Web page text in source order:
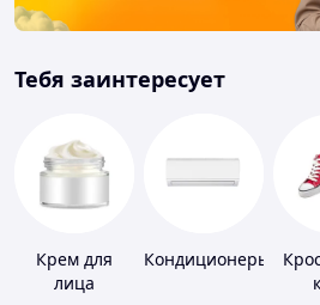
Тебя заинтересует
Крем для
лица
Кондиционеры